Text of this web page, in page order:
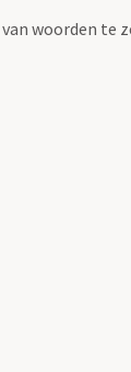
woorden te